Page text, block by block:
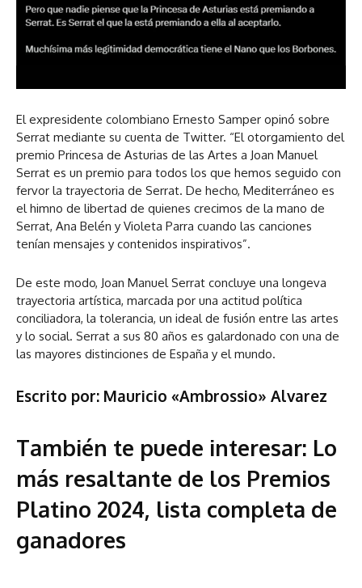
El expresidente colombiano Ernesto Samper opinó sobre
Serrat mediante su cuenta de Twitter. “El otorgamiento del
premio Princesa de Asturias de las Artes a Joan Manuel
Serrat es un premio para todos los que hemos seguido con
fervor la trayectoria de Serrat. De hecho, Mediterráneo es
el himno de libertad de quienes crecimos de la mano de
Serrat, Ana Belén y Violeta Parra cuando las canciones
tenían mensajes y contenidos inspirativos”.
De este modo, Joan Manuel Serrat concluye una longeva
trayectoria artística, marcada por una actitud política
conciliadora, la tolerancia, un ideal de fusión entre las artes
y lo social. Serrat a sus 80 años es galardonado con una de
las mayores distinciones de España y el mundo.
Escrito por: Mauricio «Ambrossio» Alvarez
También te puede interesar: Lo
más resaltante de los Premios
Platino 2024, lista completa de
ganadores